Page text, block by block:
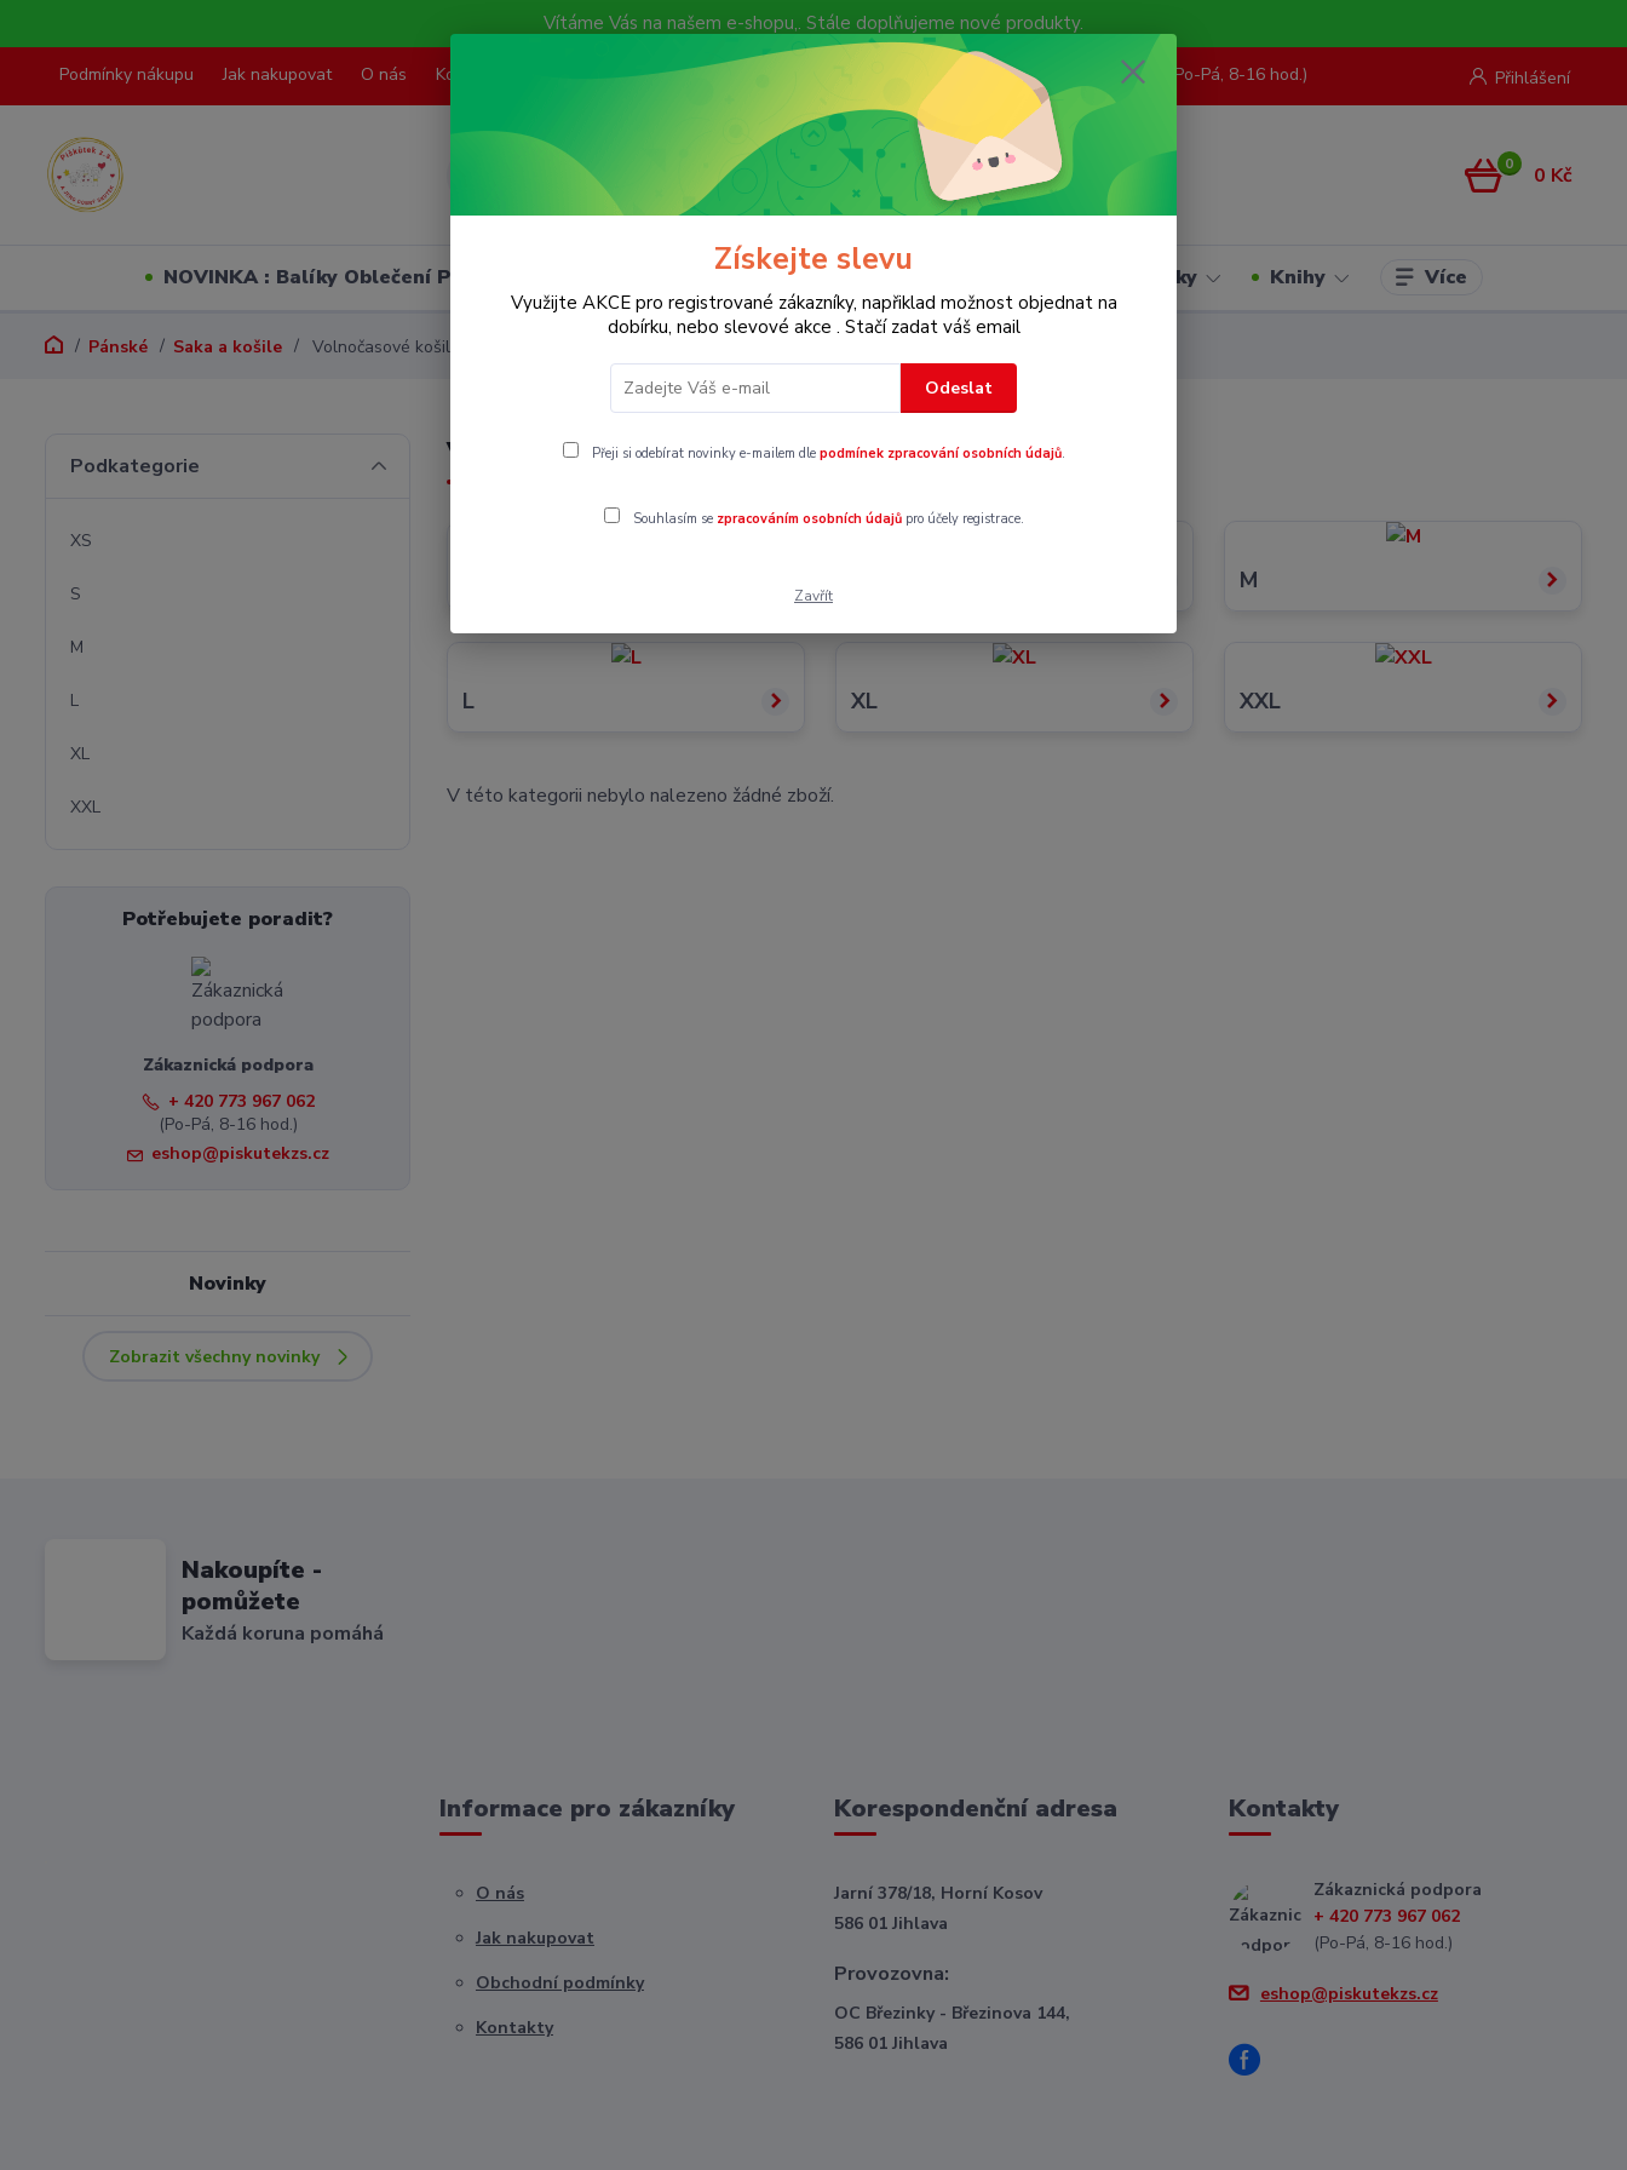
Vítáme Vás na našem e-shopu,. Stále doplňujeme nové produkty.
Podmínky nákupu Jak nakupovat O nás Kontakty Přihlášení
Hledat
Nevíte si rady? Zavolejte. + 420 773 967 062 (Po-Pá, 8-16 hod.)
0 0 Kč
NOVINKA : Balíky Oblečení PO VELIKOSTECH Dětské Dámské Hračky Knihy Více
Pánské Saka a košile Volnočasové košile
Volnočasové košile
M
L XL XXL
V této kategorii nebylo nalezeno žádné zboží.
Podkategorie
XS
S
M
L
XL
XXL
Potřebujete poradit?
Zákaznická podpora
+ 420 773 967 062
(Po-Pá, 8-16 hod.)
eshop@piskutekzs.cz
Novinky
Zobrazit všechny novinky
Nakoupíte -
pomůžete
Každá koruna pomáhá
Informace pro zákazníky
O nás
Jak nakupovat
Obchodní podmínky
Kontakty
Korespondenční adresa
Jarní 378/18, Horní Kosov
586 01 Jihlava
Provozovna:
OC Březinky - Březinova 144,
586 01 Jihlava
Kontakty
Zákaznická podpora
+ 420 773 967 062
(Po-Pá, 8-16 hod.)
eshop@piskutekzs.cz
Získejte slevu
Využijte AKCE pro registrované zákazníky, napřiklad možnost objednat na
dobírku, nebo slevové akce . Stačí zadat váš email
Odeslat
Přeji si odebírat novinky e-mailem dle podmínek zpracování osobních údajů.
Souhlasím se zpracováním osobních údajůpro účely registrace.
Zavřít